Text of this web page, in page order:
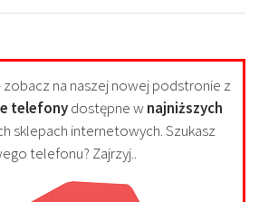
zobacz na naszej nowej podstronie z
telefonydostępne w najniższych
sklepach internetowych. Szukasz
telefonu? Zajrzyj..